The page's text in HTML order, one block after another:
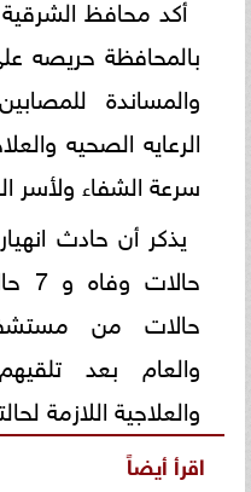
أكد محافظ الشرقية
بالمحافظة حريصه
والمساندة
الرعايه الصحيه
سرعة الشفاء ولأسر
حالات من
والعام بعد
والعلاجية اللازمة
اقرأ أيضاً